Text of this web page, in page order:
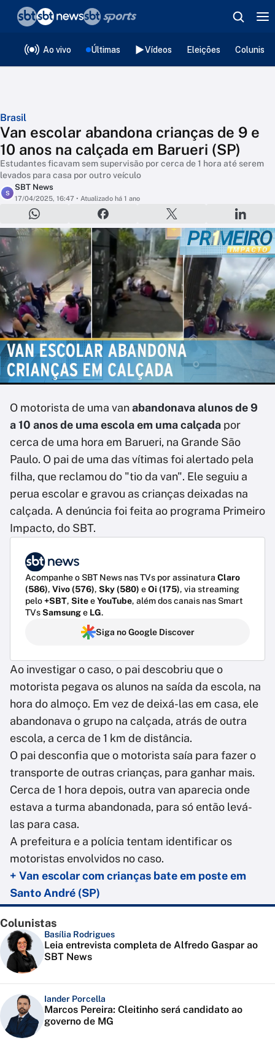
Ao vivo Últimas Vídeos Eleições
Brasil
Van escolar abandona crianças de 9 e
10 anos na calçada em Barueri (SP)
Estudantes ficavam sem supervisão por cerca de 1 hora até serem
levados para casa por outro veículo
S
SBT News
17/04/2025, 16:47 • Atualizado há 1 ano
O motorista de uma vanabandonava alunos de 9
a 10 anos de uma escola em uma calçada por
cerca de uma hora em Barueri, na Grande São
Paulo. O pai de uma das vítimas foi alertado pela
filha, que reclamou do "tio da van". Ele seguiu a
perua escolar e gravou as crianças deixadas na
calçada. A denúncia foi feita ao programa Primeiro
Impacto, do SBT.
Acompanhe o SBT News nas TVs por assinatura Claro
(586), Vivo (576), Sky (580) eOi (175), via streaming
pelo+SBT, SiteeYouTube, além dos canais nas Smart
TVsSamsunge LG.
Siga no Google Discover
Ao investigar o caso, o pai descobriu que o
motorista pegava os alunos na saída da escola, na
hora do almoço. Em vez de deixá-las em casa, ele
abandonava o grupo na calçada, atrás de outra
escola, a cerca de 1 km de distância.
O pai desconfia que o motorista saía para fazer o
transporte de outras crianças, para ganhar mais.
Cerca de 1 hora depois, outra van aparecia onde
estava a turma abandonada, para só então levá-
las para casa.
A prefeitura e a polícia tentam identificar os
motoristas envolvidos no caso.
+ Van escolar com crianças bate em poste em
Santo André (SP)
Colunistas
Basília Rodrigues
Leia entrevista completa de Alfredo Gaspar ao
SBT News
Iander Porcella
Marcos Pereira: Cleitinho será candidato ao
governo de MG
❮voltar
Editorias